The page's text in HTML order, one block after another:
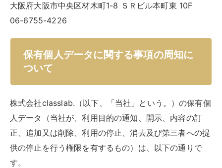
大阪府大阪市中央区材木町1-8 ＳＲビル本町東 10F
06-6755-4226
保有個人データに関する事項の周知に
ついて
株式会社classlab.（以下、「当社」という。）の保有個
人データ（当社が、利用目的の通知、開示、内容の訂
正、追加又は削除、利用の停止、消去及び第三者への提
供の停止を行う権限を有するもの）は、以下の通りで
す。